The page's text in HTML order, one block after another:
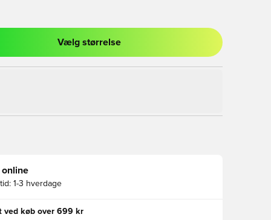
til at logge ind eller tilmelde dig som medlem
Vælg størrelse
online
1-3 hverdage
ved køb over 699 kr